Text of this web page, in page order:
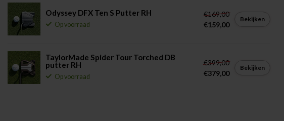
Odyssey DFX Ten S Putter RH
Op voorraad
€169,00
€159,00
Bekijken
TaylorMade Spider Tour Torched DB
putter RH
Op voorraad
€399,00
€379,00
Bekijken